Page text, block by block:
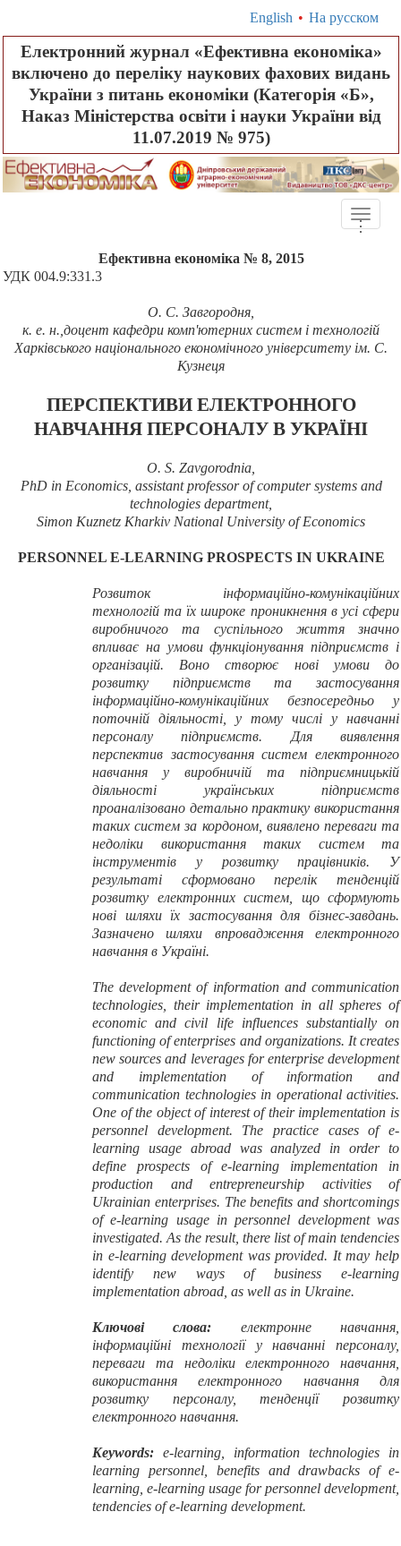
English • На русском
Електронний журнал «Ефективна економіка»
включено до переліку наукових фахових видань
України з питань економіки (Категорія «Б»,
Наказ Міністерства освіти і науки України від
11.07.2019 № 975)
Toggle
...
Ефективна економіка № 8, 2015
УДК 004.9:331.3
О. С. Завгородня,
к. е. н.,доцент кафедри комп'ютерних систем і технологій
Харківського національного економічного університету ім. С.
Кузнеця
ПЕРСПЕКТИВИ ЕЛЕКТРОННОГО
НАВЧАННЯ ПЕРСОНАЛУ В УКРАЇНІ
O. S. Zavgorodnia,
PhD in Economics, assistant professor of computer systems and
technologies department,
Simon Kuznetz Kharkiv National University of Economics
PERSONNEL E-LEARNING PROSPECTS IN UKRAINE
Розвиток інформаційно-комунікаційних
технологій та їх широке проникнення в усі сфери
виробничого та суспільного життя значно
впливає на умови функціонування підприємств і
організацій. Воно створює нові умови до
розвитку підприємств та застосування
інформаційно-комунікаційних безпосередньо у
поточній діяльності, у тому числі у навчанні
персоналу підприємств. Для виявлення
перспектив застосування систем електронного
навчання у виробничій та підприємницькій
діяльності українських підприємств
проаналізовано детально практику використання
таких систем за кордоном, виявлено переваги та
недоліки використання таких систем та
інструментів у розвитку працівників. У
результаті сформовано перелік тенденцій
розвитку електронних систем, що сформують
нові шляхи їх застосування для бізнес-завдань.
Зазначено шляхи впровадження електронного
навчання в Україні.
The development of information and communication
technologies, their implementation in all spheres of
economic and civil life influences substantially on
functioning of enterprises and organizations. It creates
new sources and leverages for enterprise development
and implementation of information and
communication technologies in operational activities.
One of the object of interest of their implementation is
personnel development. The practice cases of e-
learning usage abroad was analyzed in order to
define prospects of e-learning implementation in
production and entrepreneurship activities of
Ukrainian enterprises. The benefits and shortcomings
of e-learning usage in personnel development was
investigated. As the result, there list of main tendencies
in e-learning development was provided. It may help
identify new ways of business e-learning
implementation abroad, as well as in Ukraine.
Ключові слова: електронне навчання,
інформаційні технології у навчанні персоналу,
переваги та недоліки електронного навчання,
використання електронного навчання для
розвитку персоналу, тенденції розвитку
електронного навчання.
Keywords: e-learning, information technologies in
learning personnel, benefits and drawbacks of e-
learning, e-learning usage for personnel development,
tendencies of e-learning development.